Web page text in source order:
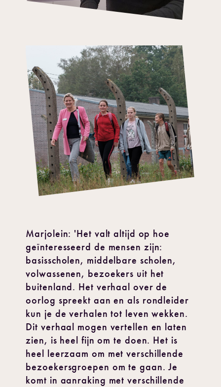
Marjolein: 'Het valt altijd op hoe
geïnteresseerd de mensen zijn:
basisscholen, middelbare scholen,
volwassenen, bezoekers uit het
buitenland. Het verhaal over de
oorlog spreekt aan en als rondleider
kun je de verhalen tot leven wekken.
Dit verhaal mogen vertellen en laten
zien, is heel fijn om te doen. Het is
heel leerzaam om met verschillende
bezoekersgroepen om te gaan. Je
komt in aanraking met verschillende